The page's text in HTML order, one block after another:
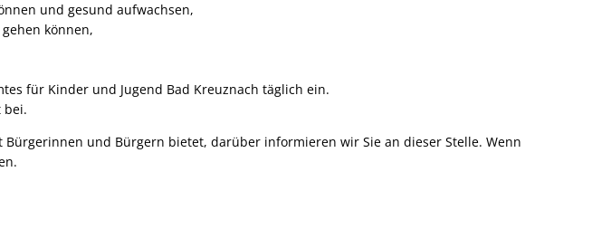
und gesund aufwachsen,
können,
für Kinder und Jugend Bad Kreuznach täglich ein.
bei.
und Bürgern bietet, darüber informieren wir Sie an dieser Stelle. Wenn